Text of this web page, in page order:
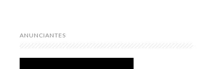
ANUNCIANTES